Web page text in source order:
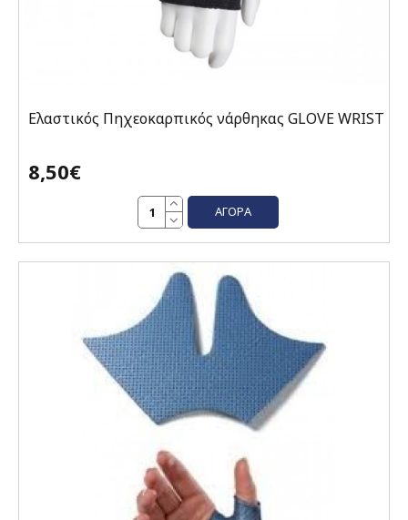
Ελαστικός Πηχεοκαρπικός νάρθηκας GLOVE WRIST
8,50€
ΑΓΟΡΆ